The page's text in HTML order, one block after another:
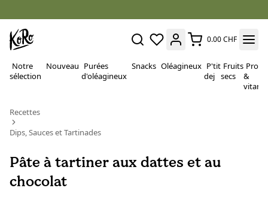
0.00 CHF
Notre
sélection
Nouveau Purées
d'oléagineux
Snacks Oléagineux P'tit
dej
Fruits
secs
&
Recettes
Dips, Sauces et Tartinades
Pâte à tartiner aux dattes et au
chocolat